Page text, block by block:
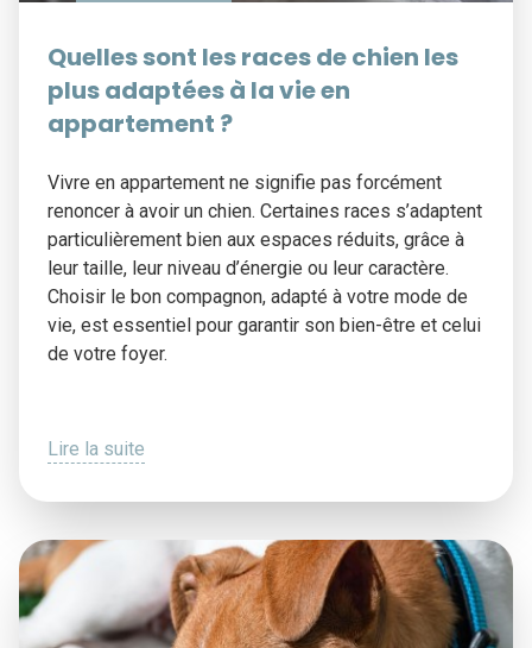
Quelles sont les races de chien les
plus adaptées à la vie en
appartement ?
Vivre en appartement ne signifie pas forcément
renoncer à avoir un chien. Certaines races s’adaptent
particulièrement bien aux espaces réduits, grâce à
leur taille, leur niveau d’énergie ou leur caractère.
Choisir le bon compagnon, adapté à votre mode de
vie, est essentiel pour garantir son bien-être et celui
de votre foyer.
Lire la suite